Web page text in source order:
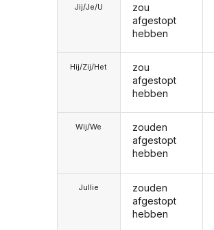
Jij/Je/U
Hij/Zij/Het
Wij/We
Jullie
zou
afgestopt
hebben
zou
afgestopt
hebben
zouden
afgestopt
hebben
zouden
afgestopt
hebben